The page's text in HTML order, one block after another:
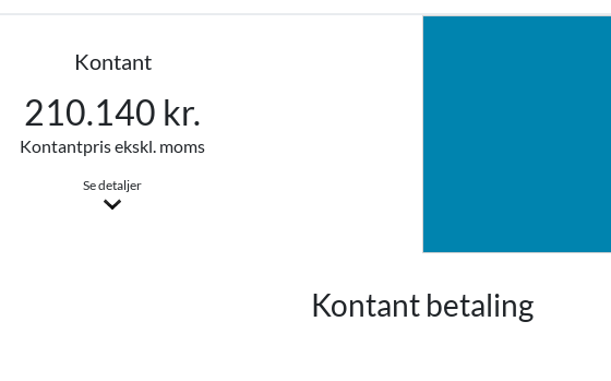
Kontant
210.140 kr.
Kontantpris ekskl. moms
Se detaljer
Kontant betaling